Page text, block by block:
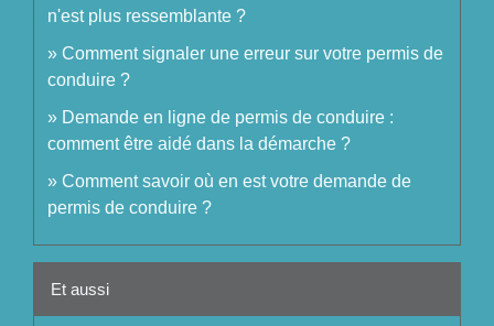
n'est plus ressemblante ?
Comment signaler une erreur sur votre permis de
conduire ?
Demande en ligne de permis de conduire :
comment être aidé dans la démarche ?
Comment savoir où en est votre demande de
permis de conduire ?
Et aussi